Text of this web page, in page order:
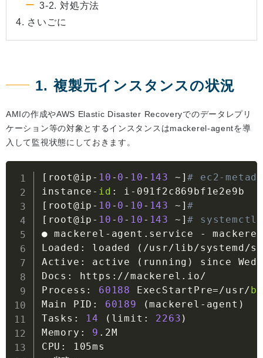
3-2. 対処方法
4. さいごに
1. 複製元インスタンスの状況
AMIの作成やAWS Elastic Disaster Recoveryでのデータレプリ
ケーション等の対象とするインスタンスはmackerel-agentを導
入して監視状態にしておきます。
[ root@ip - 10 - 0 - 10 - 143 ~ ]# ec2-
instance - id : i -
[ root@ip - 10 - 0 - 10 - 143 ~ ]#
[ root@ip - 10 - 0 - 10 - 143 ~ ]# systemctl
● mackerel - agent . service -
mackerel
Loaded : loaded ( /usr/lib/systemd/
Active : active ( running )
since Wed
Docs : https : //mackerel . io/
Process : 60188 ExecStartPre=/usr/
Main PID : 60189 (mackerel - agent )
Tasks : 14 ( limit : 2263 )
Memory : 9 . 2M
CPU :
105ms